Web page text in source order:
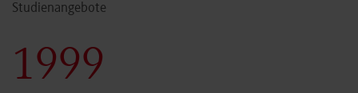
Studienangebote
2000